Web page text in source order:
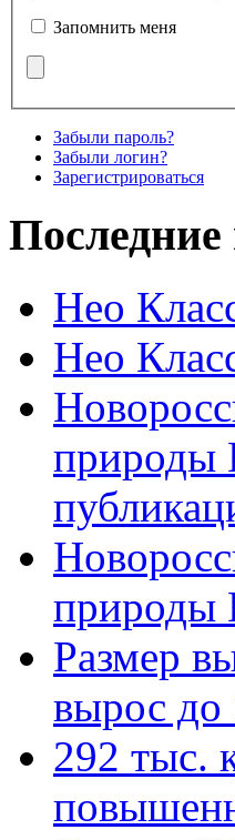
Запомнить меня
Забыли пароль?
Забыли логин?
Зарегистрироваться
Последние
Нео
Нео
природы
природы
Размер
вырос до
292 тыс.